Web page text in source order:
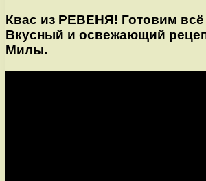
Квас из РЕВЕНЯ! Готовим
Вкусный и освежающий
Милы.